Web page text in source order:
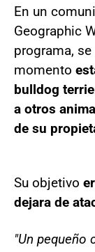
En un
Geographic
programa,
momento
bulldog
a otros
de su
Su objetivo
dejara de
"Un pequeño